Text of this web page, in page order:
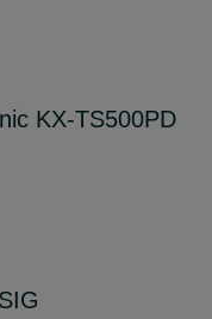
KX-TS500PD